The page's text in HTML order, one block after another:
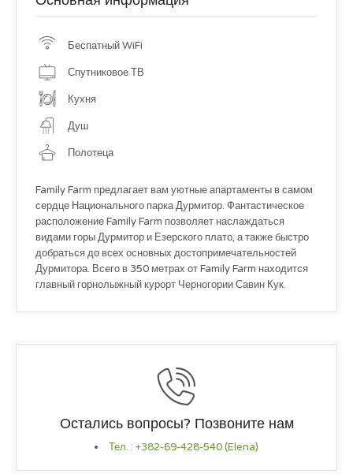
Беспатный WiFi
Спутниковое ТВ
Кухня
Душ
Полотеца
Family Farm предлагает вам уютные апартаменты в самом
сердце Национального парка Дурмитор. Фантастическое
расположение Family Farm позволяет наслаждаться
видами горы Дурмитор и Езерского плато, а также быстро
добраться до всех основных достопримечательностей
Дурмитора. Всего в 350 метрах от Family Farm находится
главный горнолыжный курорт Черногории Савин Кук.
Остались вопросы? Позвоните нам
Тел. : +382-69-428-540 (Elena)